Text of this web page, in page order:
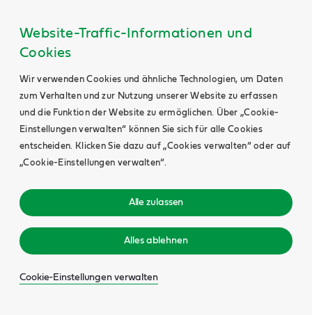
Website-Traffic-Informationen und
Cookies
Wir verwenden Cookies und ähnliche Technologien, um Daten
zum Verhalten und zur Nutzung unserer Website zu erfassen
und die Funktion der Website zu ermöglichen. Über „Cookie-
Einstellungen verwalten“ können Sie sich für alle Cookies
entscheiden. Klicken Sie dazu auf „Cookies verwalten“ oder auf
„Cookie-Einstellungen verwalten“.
Alle zulassen
Alles ablehnen
Cookie-Einstellungen verwalten